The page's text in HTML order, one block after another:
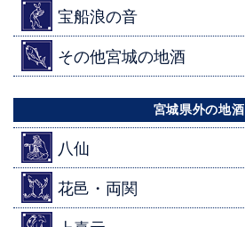
宝船浪の音
その他宮城の地酒
宮城県外の地酒
八仙
花邑・両関